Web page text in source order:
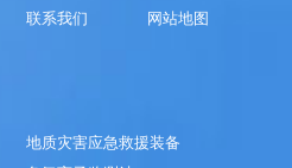
联系我们
网站地图
地质灾害应急救援装备